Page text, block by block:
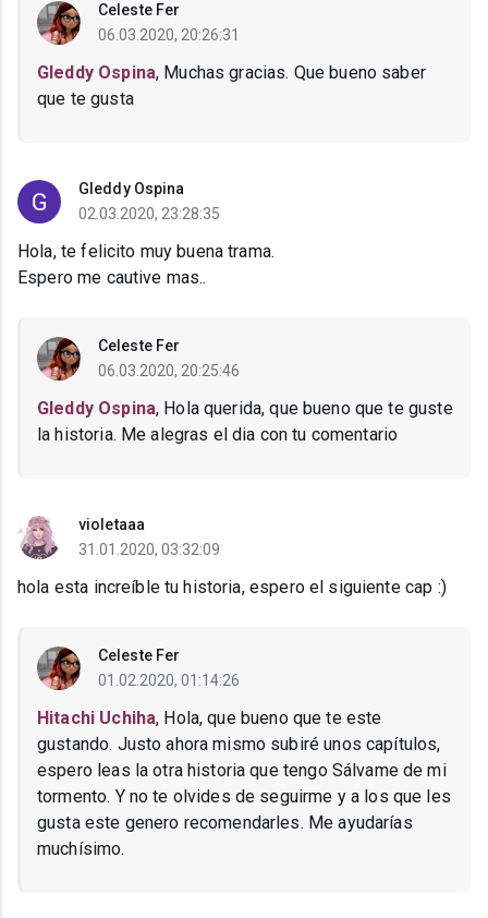
Celeste Fer
06.03.2020, 20:26:31
Gleddy Ospina, Muchas gracias. Que bueno saber
que te gusta
Gleddy Ospina
02.03.2020, 23:28:35
Hola, te felicito muy buena trama.
Espero me cautive mas..
Celeste Fer
06.03.2020, 20:25:46
Gleddy Ospina, Hola querida, que bueno que te guste
la historia. Me alegras el dia con tu comentario
violetaaa
31.01.2020, 03:32:09
hola esta increíble tu historia, espero el siguiente cap :)
Celeste Fer
01.02.2020, 01:14:26
Hitachi Uchiha, Hola, que bueno que te este
gustando. Justo ahora mismo subiré unos capítulos,
espero leas la otra historia que tengo Sálvame de mi
tormento. Y no te olvides de seguirme y a los que les
gusta este genero recomendarles. Me ayudarías
muchísimo.